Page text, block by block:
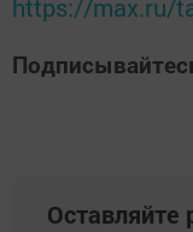
https://max.ru/
Оставляйте